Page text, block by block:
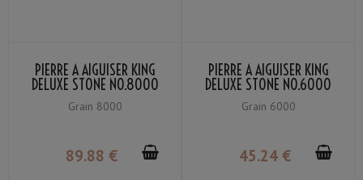
PIERRE À AIGUISER KING
DELUXE STONE NO.8000
GRAIN #8000 AVEC
SUPPORT
Grain 8000
89.88 €
PIERRE À AIGUISER KING
DELUXE STONE NO.6000
GRAIN #6000 AVEC
SUPPORT
Grain 6000
45.24 €